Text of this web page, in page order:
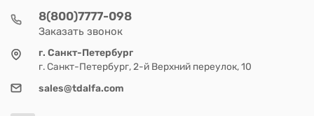
8(800)7777-098
Заказать звонок
г. Санкт-Петербург
г. Санкт-Петербург, 2-й Верхний переулок, 10
sales@tdalfa.com